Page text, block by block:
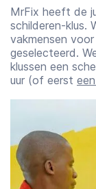
MrFix heeft de
schilderen-klus.
vakmensen
geselecteerd.
klussen een
uur (of eerst